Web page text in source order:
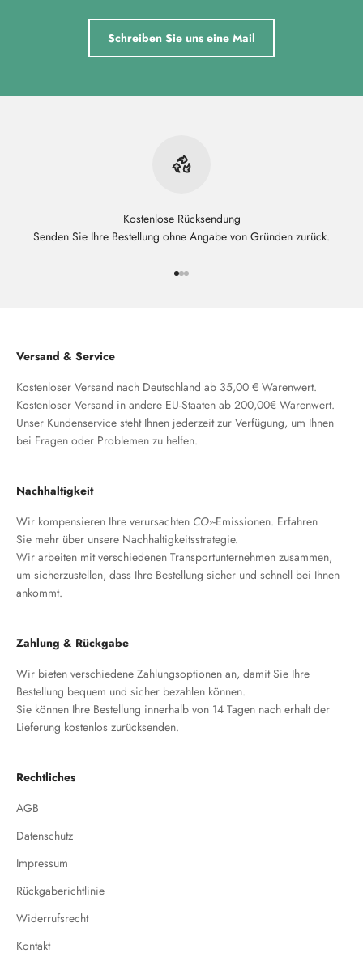
Schreiben Sie uns eine Mail
Kostenlose Rücksendung
Senden Sie Ihre Bestellung ohne Angabe von Gründen zurück.
Versand & Service
Kostenloser Versand nach Deutschland ab 35,00 € Warenwert.
Kostenloser Versand in andere EU-Staaten ab 200,00€ Warenwert.
Unser Kundenservice steht Ihnen jederzeit zur Verfügung, um Ihnen
bei Fragen oder Problemen zu helfen.
Nachhaltigkeit
Wir kompensieren Ihre verursachten CO₂-Emissionen. Erfahren
Sie mehr über unsere Nachhaltigkeitsstrategie.
Wir arbeiten mit verschiedenen Transportunternehmen zusammen,
um sicherzustellen, dass Ihre Bestellung sicher und schnell bei Ihnen
ankommt.
Zahlung & Rückgabe
Wir bieten verschiedene Zahlungsoptionen an, damit Sie Ihre
Bestellung bequem und sicher bezahlen können.
Sie können Ihre Bestellung innerhalb von 14 Tagen nach erhalt der
Lieferung kostenlos zurücksenden.
Rechtliches
AGB
Datenschutz
Impressum
Rückgaberichtlinie
Widerrufsrecht
Kontakt